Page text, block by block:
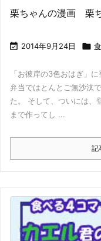
栗ちゃんの漫画 栗
 2014年9月24日 
「お彼岸の3色おはぎ」
弁当ではとんとご無沙汰
た。 そして、ついには、
まで作ってし ...
記